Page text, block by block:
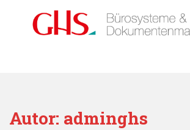
Autor: adminghs